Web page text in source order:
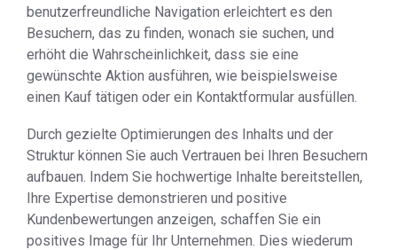
benutzerfreundliche Navigation erleichtert es den
Besuchern, das zu finden, wonach sie suchen, und
erhöht die Wahrscheinlichkeit, dass sie eine
gewünschte Aktion ausführen, wie beispielsweise
einen Kauf tätigen oder ein Kontaktformular ausfüllen.
Durch gezielte Optimierungen des Inhalts und der
Struktur können Sie auch Vertrauen bei Ihren Besuchern
aufbauen. Indem Sie hochwertige Inhalte bereitstellen,
Ihre Expertise demonstrieren und positive
Kundenbewertungen anzeigen, schaffen Sie ein
positives Image für Ihr Unternehmen. Dies wiederum